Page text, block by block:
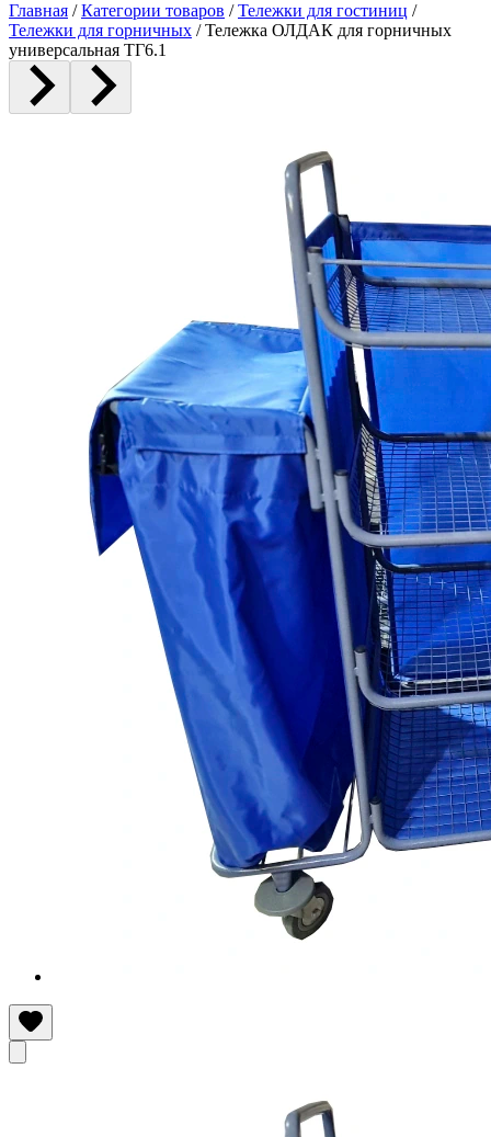
Главная / Категории товаров / Тележки для гостиниц /
Тележки для горничных / Тележка ОЛДАК для горничных
универсальная ТГ6.1